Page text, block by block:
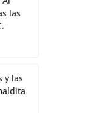
las
y las